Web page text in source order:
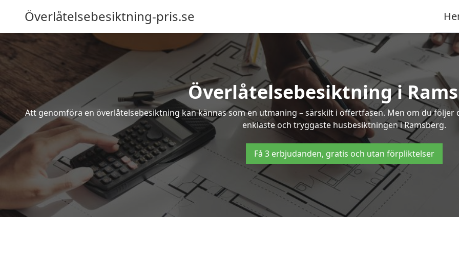
Överlåtelsebesiktning-pris.se
Överlåtelsebesiktning i
Att genomföra en överlåtelsebesiktning kan kännas som en utmaning – särskilt i offertfasen. Men om du
enklaste och tryggaste husbesiktningen i Ramsberg.
Få 3 erbjudanden, gratis och utan förpliktelser